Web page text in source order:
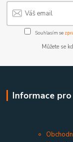
Souhlasím se
Můžete se
Informace